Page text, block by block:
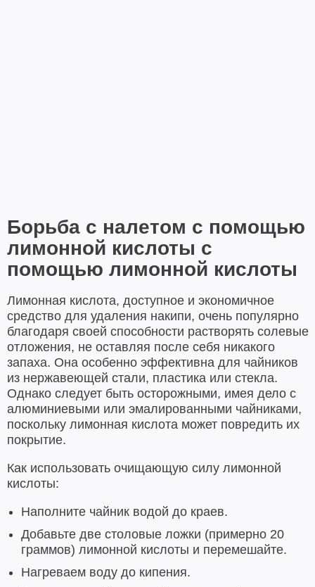
Борьба с налетом с помощью
лимонной кислоты с
помощью лимонной кислоты
Лимонная кислота, доступное и экономичное
средство для удаления накипи, очень популярно
благодаря своей способности растворять солевые
отложения, не оставляя после себя никакого
запаха. Она особенно эффективна для чайников
из нержавеющей стали, пластика или стекла.
Однако следует быть осторожными, имея дело с
алюминиевыми или эмалированными чайниками,
поскольку лимонная кислота может повредить их
покрытие.
Как использовать очищающую силу лимонной
кислоты:
Наполните чайник водой до краев.
Добавьте две столовые ложки (примерно 20
граммов) лимонной кислоты и перемешайте.
Нагреваем воду до кипения.